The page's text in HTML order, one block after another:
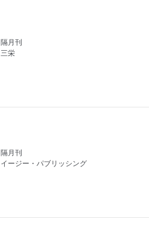
隔月刊
三栄
隔月刊
イージー・パブリッシング